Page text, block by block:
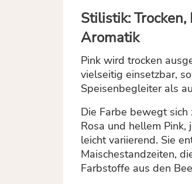
Stilistik: Trocken,
Aromatik
Pink wird trocken
vielseitig einsetzbar,
Speisenbegleiter als
Die Farbe bewegt sich
Rosa und hellem Pink,
leicht variierend. Sie
Maischestandzeiten,
Farbstoffe aus den